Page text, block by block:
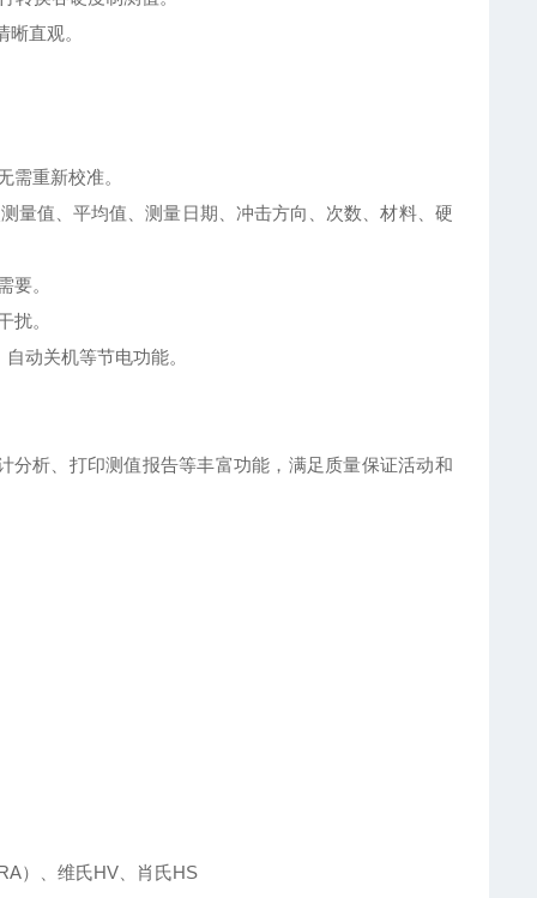
直观。
需重新校准。
量值、平均值、测量日期、冲击方向、次数、材料、硬
要。
扰。
动关机等节电功能。
析、打印测值报告等丰富功能，满足质量保证活动和
）、维氏HV、肖氏HS